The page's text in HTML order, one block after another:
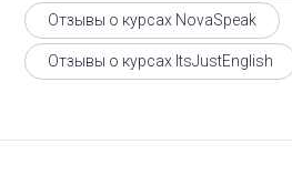
Отзывы о курсах NovaSpeak
Отзывы о курсах ItsJustEnglish